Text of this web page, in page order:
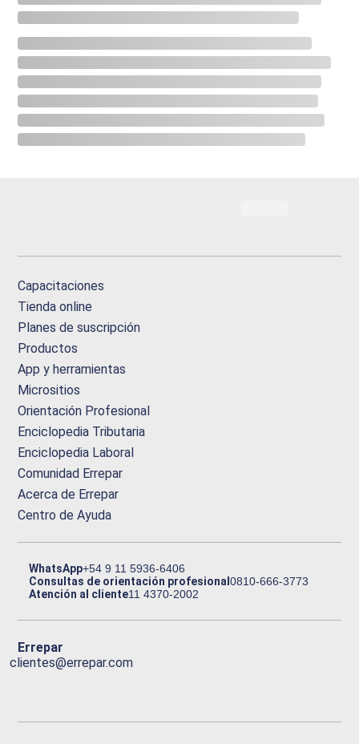
Capacitaciones
Tienda online
Planes de suscripción
Productos
App y herramientas
Micrositios
Orientación Profesional
Enciclopedia Tributaria
Enciclopedia Laboral
Comunidad Errepar
Acerca de Errepar
Centro de Ayuda
WhatsApp+54 9 11 5936-6406
Consultas de orientación profesional0810-666-3773
Atención al cliente11 4370-2002
Errepar
clientes@errepar.com